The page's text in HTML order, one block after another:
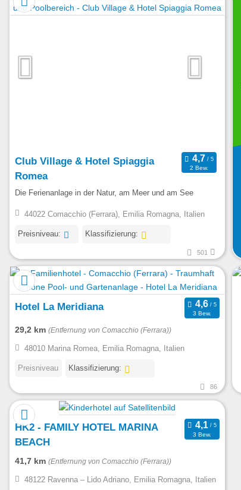
Club Village & Hotel Spiaggia
Romea
2 Bew.
Die Ferienanlage in der Natur, am Meer und am See
44022 Comacchio (Ferrara), Emilia Romagna, Italien
Preisniveau: Klassifizierung:
501
Hotel La Meridiana
3 Bew.
29,2 km (Entfernung von Comacchio (Ferrara))
48010 Marina Romea, Emilia Romagna, Italien
Preisniveau Klassifizierung:
86
HK2 - FAMILY HOTEL MARINA
BEACH
3 Bew.
41,7 km (Entfernung von Comacchio (Ferrara))
48122 Ravenna – Lido Adriano, Emilia Romagna, Italien